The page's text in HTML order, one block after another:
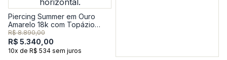
Piercing Summer em Ouro
Amarelo 18k com Topázio
Incolor
R$ 8.890,00
R$ 5.340,00
10x de R$ 534 sem juros